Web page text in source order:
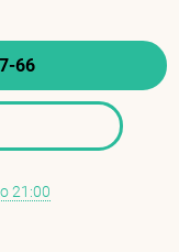
66
21:00